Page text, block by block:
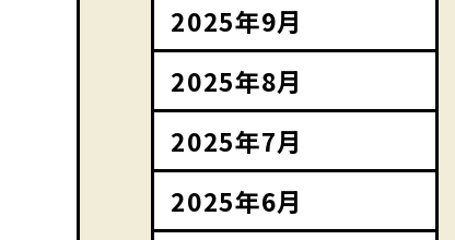
2025年9月
2025年8月
2025年7月
2025年6月